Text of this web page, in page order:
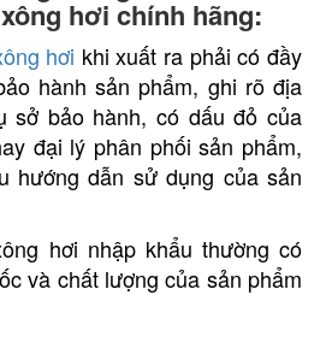
hơi chính hãng:
hơi khi xuất ra phải có đầy
hành sản phẩm, ghi rõ địa
sở bảo hành, có dấu đỏ của
đại lý phân phối sản phẩm,
hướng dẫn sử dụng của sản
hơi nhập khẩu thường có
và chất lượng của sản phẩm